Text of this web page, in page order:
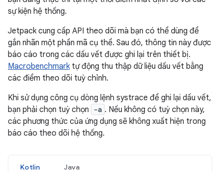
sự kiện hệ thống.
Jetpack cung cấp API theo dõi mà bạn có thể dùng để
gắn nhãn một phần mã cụ thể. Sau đó, thông tin này được
báo cáo trong các dấu vết được ghi lại trên thiết bị.
Macrobenchmarktự động thu thập dữ liệu dấu vết bằng
các điểm theo dõi tuỳ chỉnh.
Khi sử dụng công cụ dòng lệnh systrace để ghi lại dấu vết,
bạn phải chọn tuỳ chọn
-a . Nếu không có tuỳ chọn này,
các phương thức của ứng dụng sẽ không xuất hiện trong
báo cáo theo dõi hệ thống.
Kotlin Java